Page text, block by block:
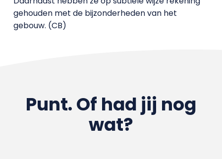
gehouden met de bijzonderheden van het
gebouw. (CB)
Punt. Of had jij nog
wat?